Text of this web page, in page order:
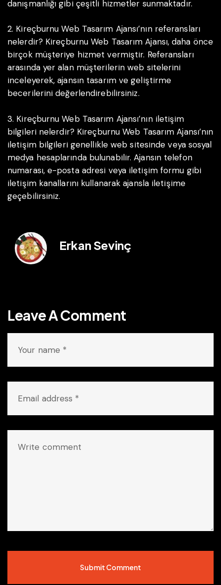
danışmanlığı gibi çeşitli hizmetler sunmaktadır.
2. Kireçburnu Web Tasarım Ajansı’nın referansları
nelerdir?Kireçburnu Web Tasarım Ajansı, daha önce
birçok müşteriye hizmet vermiştir. Referansları
arasında yer alan müşterilerin web sitelerini
inceleyerek, ajansın tasarım ve geliştirme
becerilerini değerlendirebilirsiniz.
3. Kireçburnu Web Tasarım Ajansı’nın iletişim
bilgileri nelerdir?Kireçburnu Web Tasarım Ajansı’nın
iletişim bilgileri genellikle web sitesinde veya sosyal
medya hesaplarında bulunabilir. Ajansın telefon
numarası, e-posta adresi veya iletişim formu gibi
iletişim kanallarını kullanarak ajansla iletişime
geçebilirsiniz.
Erkan Sevinç
Leave A Comment
Submit Comment